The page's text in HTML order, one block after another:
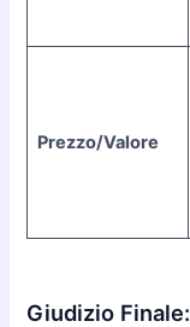
Prezzo/Valore
Giudizio Finale: